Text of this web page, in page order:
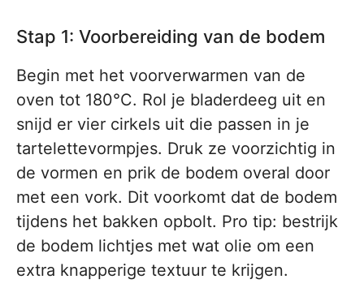
Stap 1: Voorbereiding van de bodem
Begin met het voorverwarmen van de
oven tot 180°C. Rol je bladerdeeg uit en
snijd er vier cirkels uit die passen in je
tartelettevormpjes. Druk ze voorzichtig in
de vormen en prik de bodem overal door
met een vork. Dit voorkomt dat de bodem
tijdens het bakken opbolt. Pro tip: bestrijk
de bodem lichtjes met wat olie om een
extra knapperige textuur te krijgen.